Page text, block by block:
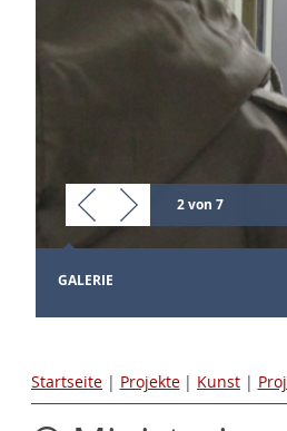
2 von 7
GALERIE
Startseite | Projekte | Kunst |